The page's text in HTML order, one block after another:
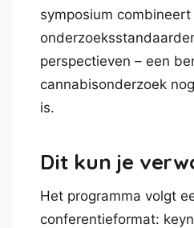
symposium
perspectieven – een
cannabisonderzoek
is.
Dit kun je
Het programma volgt
conferentieformat: